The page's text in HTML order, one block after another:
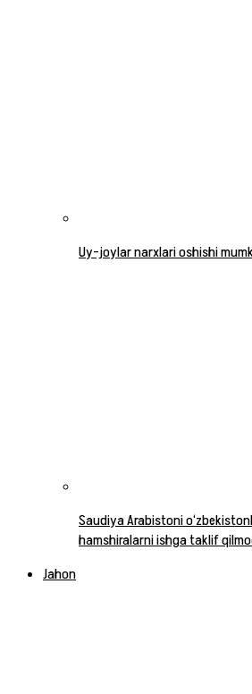
Uy-joylar narxlari oshishi
Saudiya Arabistoni
hamshiralarni ishga taklif
Jahon